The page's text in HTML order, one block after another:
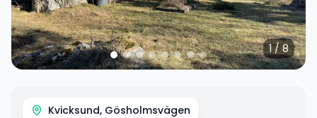
1/8
Kvicksund, Gösholmsvägen